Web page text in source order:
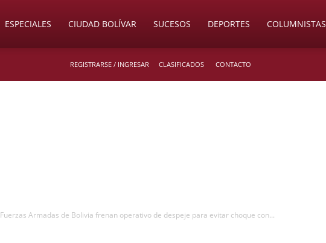
ESPECIALES CIUDAD BOLÍVAR SUCESOS DEPORTES COLUMNISTAS
REGISTRARSE / INGRESAR CLASIFICADOS CONTACTO
Fuerzas Armadas de Bolivia frenan operativo de despeje para evitar choque con...